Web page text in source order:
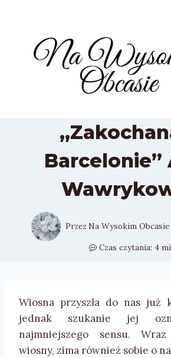
Barcelonie”
Przez Na Wysokim Obcasie
Czas czytania: 4
Wiosna przyszła do nas już
jednak szukanie jej
najmniejszego sensu.
wiosny, zima również sobie o